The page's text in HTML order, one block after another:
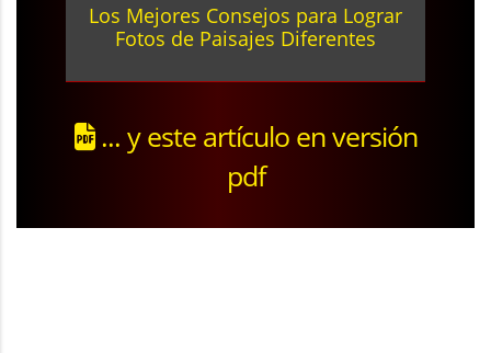
Los Mejores Consejos para Lograr
Fotos de Paisajes Diferentes
... y este artículo en versión
pdf